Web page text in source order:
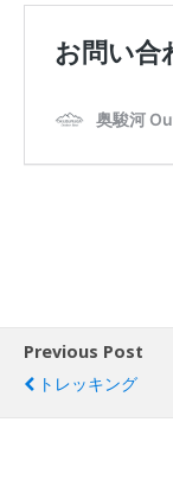
Previous Post
トレッキング